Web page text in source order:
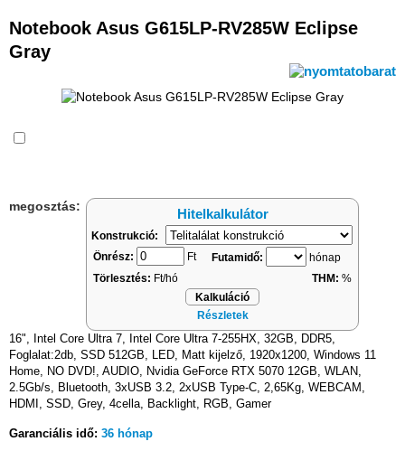
Notebook Asus G615LP-RV285W Eclipse
Gray
megosztás:
Hitelkalkulátor
Konstrukció:
Önrész:
Ft Futamidő:
hónap
Törlesztés: Ft/hó THM: %
Kalkuláció
Részletek
16", Intel Core Ultra 7, Intel Core Ultra 7-255HX, 32GB, DDR5,
Foglalat:2db, SSD 512GB, LED, Matt kijelző, 1920x1200, Windows 11
Home, NO DVD!, AUDIO, Nvidia GeForce RTX 5070 12GB, WLAN,
2.5Gb/s, Bluetooth, 3xUSB 3.2, 2xUSB Type-C, 2,65Kg, WEBCAM,
HDMI, SSD, Grey, 4cella, Backlight, RGB, Gamer
Garanciális idő: 36 hónap